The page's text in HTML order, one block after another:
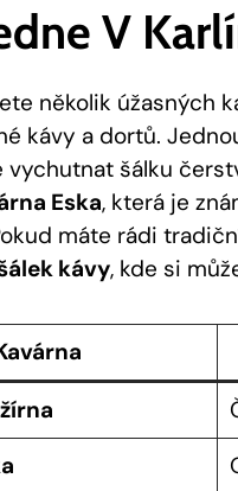
V
několik úžasných
kávy a dortů.
vychutnat šálku
Eska, která je
máte rádi
kávy, kde si